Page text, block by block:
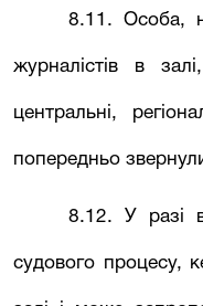
8.11. Особа,
журналістів в
центральні,
попередньо
8.12. У разі
судового процесу,